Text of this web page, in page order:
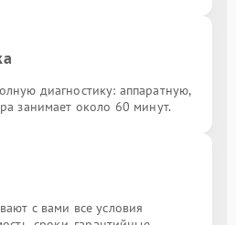
диагностику: аппаратную,
занимает около 60 минут.
с вами все условия